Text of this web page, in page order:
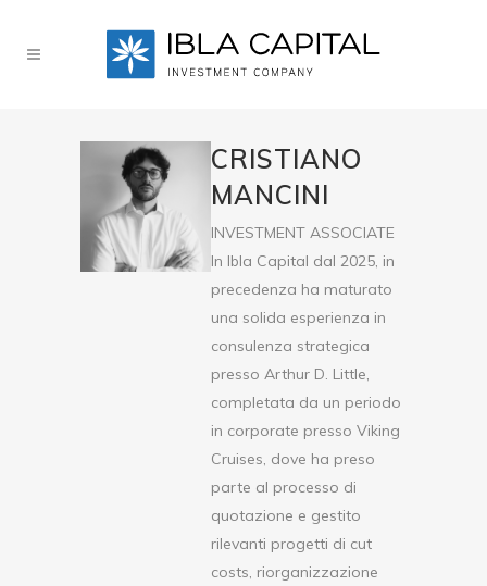
CRISTIANO
MANCINI
INVESTMENT ASSOCIATE
In Ibla Capital dal 2025, in
precedenza ha maturato
una solida esperienza in
consulenza strategica
presso Arthur D. Little,
completata da un periodo
in corporate presso Viking
Cruises, dove ha preso
parte al processo di
quotazione e gestito
rilevanti progetti di cut
costs, riorganizzazione